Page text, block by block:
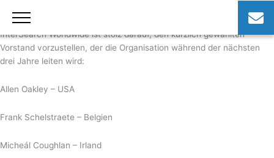
Inhalt
springen
Neuer Vorstand bei InterSearch Worldwide
InterSearch Worldwide ist stolz darauf, den kürzlich gewählten
Vorstand vorzustellen, der die Organisation während der nächsten
drei Jahre leiten wird:
Allen Oakley – USA
Frank Schelstraete – Belgien
Micheál Coughlan – Irland